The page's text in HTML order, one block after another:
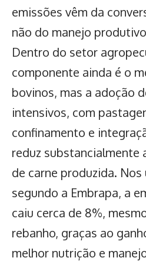
emissões vêm da
não do manejo
Dentro do setor
componente ainda é o
bovinos, mas a adoção
intensivos, com
confinamento e
reduz substancialmente
de carne produzida.
segundo a Embrapa, a
caiu cerca de 8%,
rebanho, graças ao
melhor nutrição e